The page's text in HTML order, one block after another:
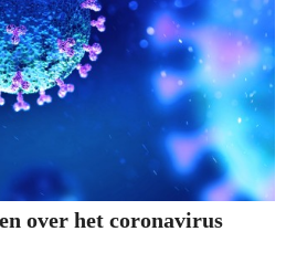
over het coronavirus